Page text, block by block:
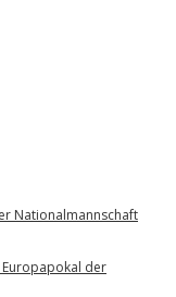
Nationalmannschaft
Europapokal der